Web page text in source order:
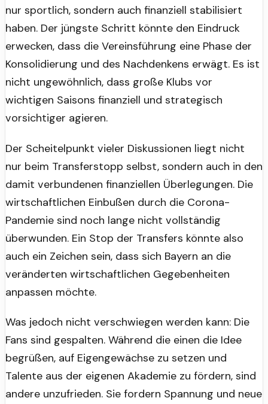
nur sportlich, sondern auch finanziell stabilisiert
haben. Der jüngste Schritt könnte den Eindruck
erwecken, dass die Vereinsführung eine Phase der
Konsolidierung und des Nachdenkens erwägt. Es ist
nicht ungewöhnlich, dass große Klubs vor
wichtigen Saisons finanziell und strategisch
vorsichtiger agieren.
Der Scheitelpunkt vieler Diskussionen liegt nicht
nur beim Transferstopp selbst, sondern auch in den
damit verbundenen finanziellen Überlegungen. Die
wirtschaftlichen Einbußen durch die Corona-
Pandemie sind noch lange nicht vollständig
überwunden. Ein Stop der Transfers könnte also
auch ein Zeichen sein, dass sich Bayern an die
veränderten wirtschaftlichen Gegebenheiten
anpassen möchte.
Was jedoch nicht verschwiegen werden kann: Die
Fans sind gespalten. Während die einen die Idee
begrüßen, auf Eigengewächse zu setzen und
Talente aus der eigenen Akademie zu fördern, sind
andere unzufrieden. Sie fordern Spannung und neue